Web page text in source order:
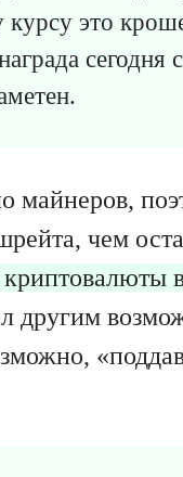
это
сегодня
майнеров,
чем
криптовалюты
другим